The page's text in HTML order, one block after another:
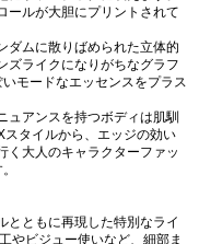
ールが大胆にプリントされて
ダムに散りばめられた立体的
ズライクになりがちなグラフ
モードなエッセンスをプラス
ュアンスを持つボディは肌馴
タイルから、エッジの効い
く大人のキャラクターファッ
とともに再現した特別なライ
やビジュー使いなど、細部ま